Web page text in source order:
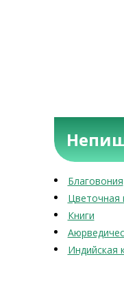
Благовония
Цветочная
Книги
Индийская